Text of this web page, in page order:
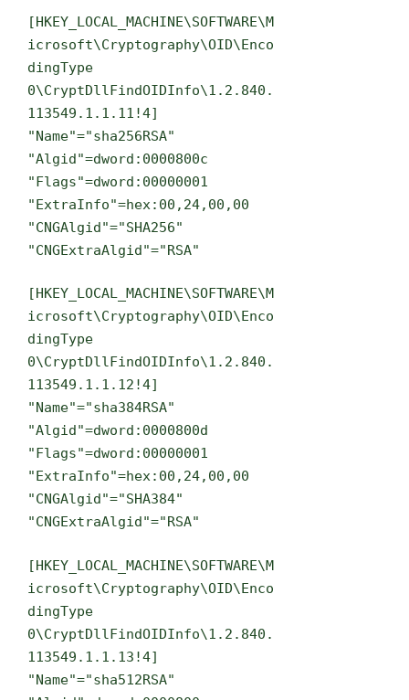
[HKEY_LOCAL_MACHINE\SOFTWARE\M
icrosoft\Cryptography\OID\Enco
dingType
0\CryptDllFindOIDInfo\1.2.840.
113549.1.1.11!4]
"Name"="sha256RSA"
"Algid"=dword:0000800c
"Flags"=dword:00000001
"ExtraInfo"=hex:00,24,00,00
"CNGAlgid"="SHA256"
"CNGExtraAlgid"="RSA"
[HKEY_LOCAL_MACHINE\SOFTWARE\M
icrosoft\Cryptography\OID\Enco
dingType
0\CryptDllFindOIDInfo\1.2.840.
113549.1.1.12!4]
"Name"="sha384RSA"
"Algid"=dword:0000800d
"Flags"=dword:00000001
"ExtraInfo"=hex:00,24,00,00
"CNGAlgid"="SHA384"
"CNGExtraAlgid"="RSA"
[HKEY_LOCAL_MACHINE\SOFTWARE\M
icrosoft\Cryptography\OID\Enco
dingType
0\CryptDllFindOIDInfo\1.2.840.
113549.1.1.13!4]
"Name"="sha512RSA"